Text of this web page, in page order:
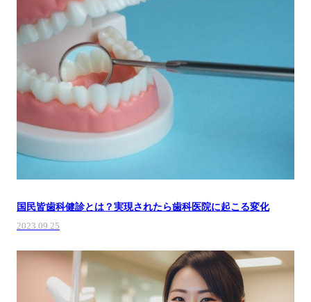
国民皆歯科健診とは？実現されたら歯科医院に起こる変化
2023.09.25